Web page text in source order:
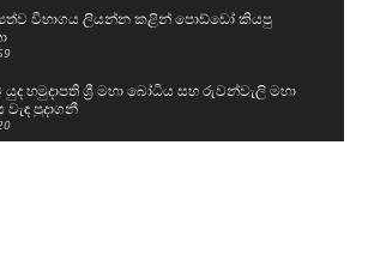
විභාගය ලියන්න කළින් පොඩ්ඩෝ කියපු
හමුදාපති ශ්‍රී මහා බෝධිය සහ රුවන්වැලි මහා
වැඳ පුදාගනී